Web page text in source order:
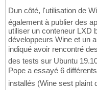
Dun côté, l'utilisation de
également à publier des
utiliser un conteneur LXD
développeurs Wine et un
indiqué avoir rencontré
des tests sur Ubuntu
Pope a essayé 6
installés (Wine sest plaint